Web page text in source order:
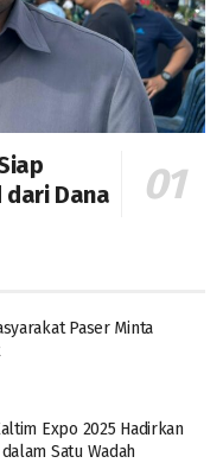
dari Dana
Paser Minta
Expo 2025 Hadirkan
Satu Wadah